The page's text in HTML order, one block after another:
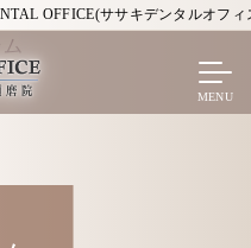
OFFICE(ササキデンタルオフィ